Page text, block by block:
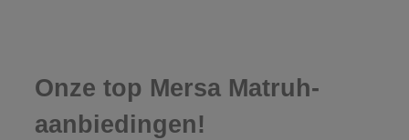
Onze top Mersa Matruh-
aanbiedingen!